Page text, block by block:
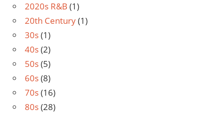
2020s R&B (1)
20th Century(1)
30s(1)
40s(2)
50s(5)
60s(8)
70s(16)
80s(28)